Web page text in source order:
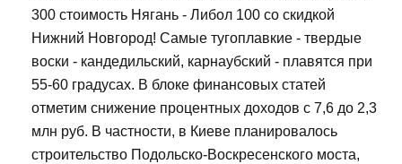
300 стоимость Нягань - Либол 100 со скидкой
Нижний Новгород! Самые тугоплавкие - твердые
воски - кандедильский, карнаубский - плавятся при
55-60 градусах. В блоке финансовых статей
отметим снижение процентных доходов с 7,6 до 2,3
млн руб. В частности, в Киеве планировалось
строительство Подольско-Воскресенского моста,